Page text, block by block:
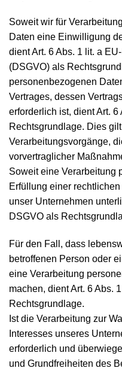
Soweit wir für
Daten eine Einwilligung
dient Art. 6 Abs. 1 lit. a
(DSGVO) als
personenbezogenen
Vertrages, dessen
erforderlich ist, dient Art.
Rechtsgrundlage. Dies
Verarbeitungsvorgänge,
vorvertraglicher
Soweit eine Verarbeitung
Erfüllung einer
unser Unternehmen
DSGVO als
Für den Fall, dass
betroffenen Person oder
eine Verarbeitung
machen, dient Art. 6 Abs.
Rechtsgrundlage.
Ist die Verarbeitung zur
Interesses unseres
erforderlich und
und Grundfreiheiten des